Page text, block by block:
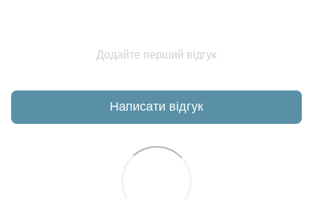
Додайте перший відгук
Написати відгук